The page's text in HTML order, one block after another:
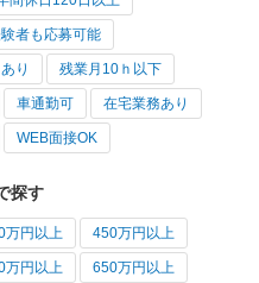
者も応募可能
り 残業月10ｈ以下
車通勤可 在宅業務あり
WEB面接OK
探す
万円以上 450万円以上
万円以上 650万円以上